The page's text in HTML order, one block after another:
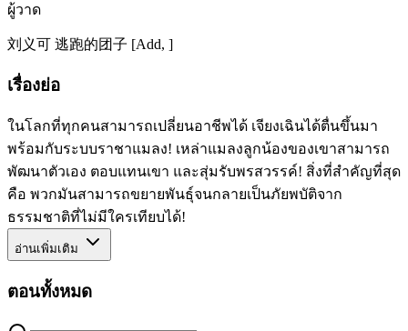
ผู้วาด
刘义可 逃跑的团子 [Add, ]
เรื่องย่อ
ในโลกที่ทุกคนสามารถเปลี่ยนอาชีพได้ เจียงเฉินได้ตื่นขึ้นมา
พร้อมกับระบบราชาแมลง! เหล่าแมลงลูกน้องของเขาสามารถ
พัฒนาตัวเอง ตอบแทนเขา และสุ่มรับพรสวรรค์! สิ่งที่สำคัญที่สุด
คือ พวกมันสามารถขยายพันธุ์จนกลายเป็นภัยพบัติจาก
ธรรมชาติที่ไม่มีใครเทียบได้!
อ่านเพิ่มเติม
ตอนทั้งหมด